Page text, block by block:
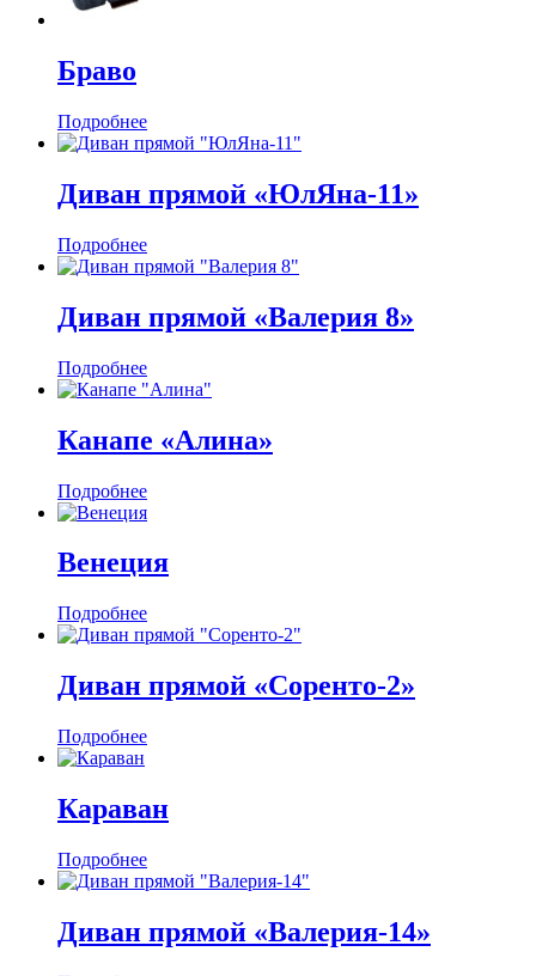
Браво
Подробнее
Диван прямой «ЮлЯна-11»
Подробнее
Диван прямой «Валерия 8»
Подробнее
Канапе «Алина»
Подробнее
Венеция
Подробнее
Диван прямой «Соренто-2»
Подробнее
Караван
Подробнее
Диван прямой «Валерия-14»